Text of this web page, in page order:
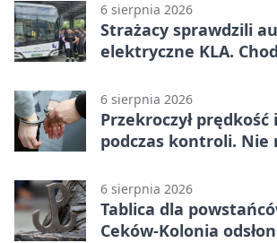
6 sierpnia 2026
Strażacy sprawdzili
elektryczne KLA.
6 sierpnia 2026
Przekroczył prędkość
podczas kontroli. Nie
6 sierpnia 2026
Tablica dla
Ceków-Kolonia